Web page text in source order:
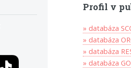
Profil v
» databáza
» databáza
» databáza
» databáza